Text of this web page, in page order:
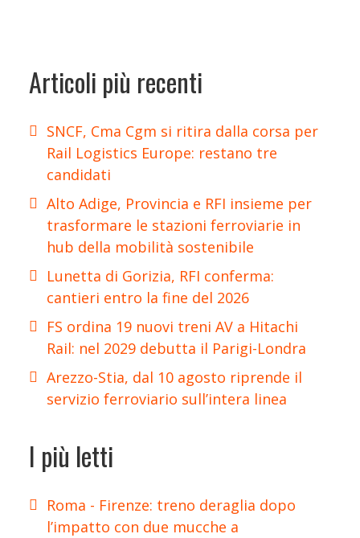
Articoli più recenti
SNCF, Cma Cgm si ritira dalla corsa per
Rail Logistics Europe: restano tre
candidati
Alto Adige, Provincia e RFI insieme per
trasformare le stazioni ferroviarie in
hub della mobilità sostenibile
Lunetta di Gorizia, RFI conferma:
cantieri entro la fine del 2026
FS ordina 19 nuovi treni AV a Hitachi
Rail: nel 2029 debutta il Parigi-Londra
Arezzo-Stia, dal 10 agosto riprende il
servizio ferroviario sull’intera linea
I più letti
Roma - Firenze: treno deraglia dopo
l’impatto con due mucche a